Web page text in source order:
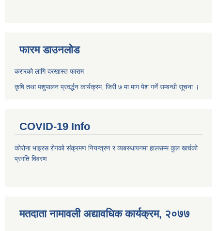
फारम डाउनलोड
करारको लागि दरखास्त फाराम
कृषि तथा पशुपालन प्रवर्द्धन कार्यक्रम, जिरी ७ मा माग पेश गर्ने सम्बन्धी सूचना ।
COVID-19 Info
कोरोना भाइरस रोगको संक्रमण नियन्त्रण र व्यबस्थापनमा हालसम्म कुल खर्चको
प्रगति विवरण
मतदाता नामावली अद्यावधिक कार्यक्रम, २०७७